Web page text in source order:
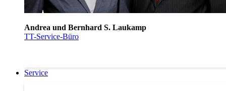
Andrea und Bernhard S. Laukamp
TT-Service-Büro
Service